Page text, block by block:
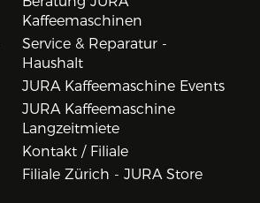
Kaffeemaschinen
Service & Reparatur -
Haushalt
JURA Kaffeemaschine Events
JURA Kaffeemaschine
Langzeitmiete
Kontakt / Filiale
Filiale Zürich - JURA Store